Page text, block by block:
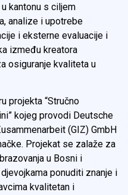
kantonu s ciljem
analize i upotrebe
i eksterne evaluacije i
između kreatora
osiguranje kvaliteta u
projekta “Stručno
kojeg provodi Deutsche
(GIZ) GmbH
Projekat se zalaže za
u Bosni i
ponuditi znanje i
kvalitetan i